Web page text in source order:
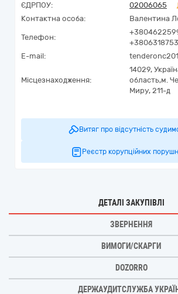
ЄДРПОУ:
02006065
Контактна особа:
Валентина
Телефон:
E-mail:
Місцезнаходження:
14029,
область,м.
Миру, 211-д
Витяг про відсутність
Реєстр корупційних
ДЕТАЛІ ЗАКУПІВЛІ
ЗВЕРНЕННЯ
ВИМОГИ/СКАРГИ
DOZORRO
ДЕРЖАУДИТСЛУЖБА